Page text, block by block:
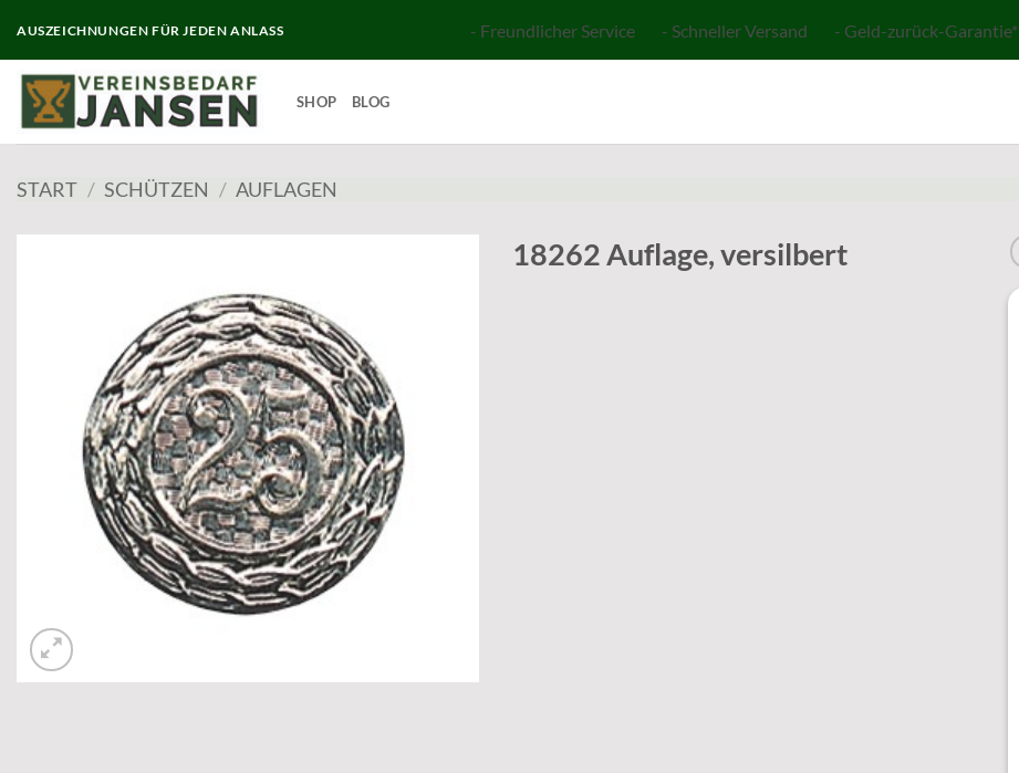
Inhalt
AUSZEICHNUNGEN FÜR JEDEN ANLASS - Freundlicher Service - Schneller Versand - Geld-zurück-Garantie*
SHOP BLOG
START / SCHÜTZEN / AUFLAGEN
18262 Auflage, versilbert